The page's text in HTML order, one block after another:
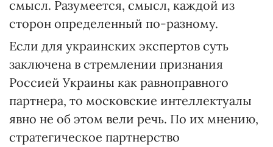
смысл. Разумеется, смысл, каждой из
сторон определенный по-разному.
Если для украинских экспертов суть
заключена в стремлении признания
Россией Украины как равноправного
партнера, то московские интеллектуалы
явно не об этом вели речь. По их мнению,
стратегическое партнерство